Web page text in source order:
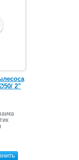
2"